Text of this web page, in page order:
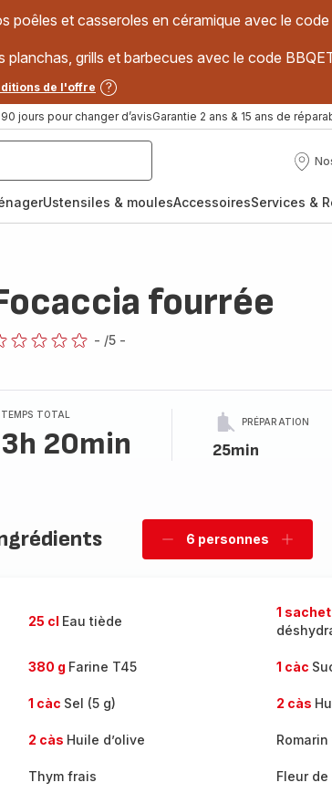
poêles et casseroles en céramique avec le code
grills et barbecues avec le code
de l'offre
90 jours pour changer d’avisGarantie 2 ans & 15 ans de
Nos
Ustensiles & moulesAccessoiresServices &
fourrée
- /5 -
TEMPS TOTAL
3h 20min
PRÉPARATION
25min
Supprimer
6 personnes
Ajouter
25 cl Eau tiède
1 sachet
380 g Farine T45 1 càc
1 càc Sel (5 g) 2 càs
2 càs Huile d’olive
Thym frais Fleur de